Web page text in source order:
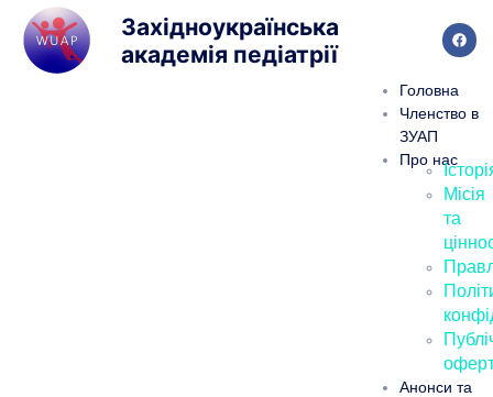
Західноукраїнська
академія педіатрії
Головна
Членство в
ЗУАП
Про нас
Місія
та
Анонси та